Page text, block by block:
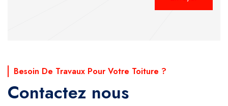
Besoin De Travaux Pour Votre Toiture ?
Contactez nous